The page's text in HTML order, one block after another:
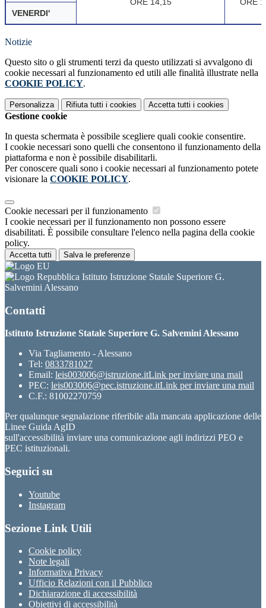
VENERDI'
Notizie
Questo sito o gli strumenti terzi da questo utilizzati si avvalgono di
cookie necessari al funzionamento ed utili alle finalità illustrate nella
COOKIE POLICY.
Personalizza Rifiuta tutti i cookies Accetta tutti i cookies
Gestione cookie
In questa schermata è possibile scegliere quali cookie consentire.
I cookie necessari sono quelli che consentono il funzionamento della
piattaforma e non è possibile disabilitarli.
Per conoscere quali sono i cookie necessari al funzionamento potete
visionare la COOKIE POLICY.
Cookie necessari per il funzionamento
I cookie necessari per il funzionamento non possono essere
disabilitati. È possibile consultare l'elenco nella pagina della cookie
policy.
Accetta tutti Salva le preferenze
Istituto Istruzione Statale Superiore G.
Salvemini Alessano
Contatti
Istituto Istruzione Statale Superiore G. Salvemini Alessano
Via Tagliamento - Alessano
Tel: 0833781027
Email: leis003006@istruzione.itLink per inviare una mail
PEC: leis003006@pec.istruzione.itLink per inviare una mail
C.F.: 81002270759
Per qualunque segnalazione riferibile alla mancata applicazione delle
Linee Guida AgID
sull'accessibilità inviare una comunicazione agli indirizzi PEO e
PEC istituzionali.
Seguici su
Youtube
Instagram
Sezione Link Utili
Cookie policy
Note legali
Informativa Privacy
Ufficio Relazioni con il Pubblico
Dichiarazione di accessibilità
Obiettivi di accessibilità